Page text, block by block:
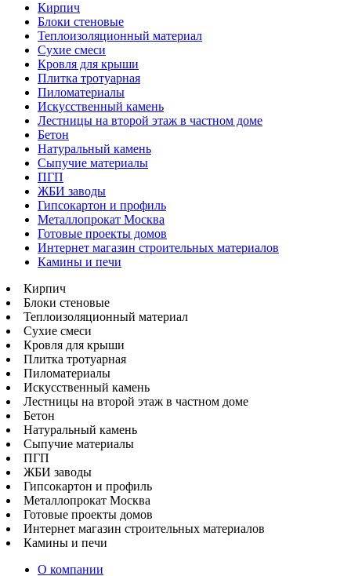
Кирпич
Блоки стеновые
Теплоизоляционный материал
Сухие смеси
Кровля для крыши
Плитка тротуарная
Пиломатериалы
Искусственный камень
Лестницы на второй этаж в частном доме
Бетон
Натуральный камень
Сыпучие материалы
ПГП
ЖБИ заводы
Гипсокартон и профиль
Металлопрокат Москва
Готовые проекты домов
Интернет магазин строительных материалов
Камины и печи
Кирпич
Блоки стеновые
Теплоизоляционный материал
Сухие смеси
Кровля для крыши
Плитка тротуарная
Пиломатериалы
Искусственный камень
Лестницы на второй этаж в частном доме
Бетон
Натуральный камень
Сыпучие материалы
ПГП
ЖБИ заводы
Гипсокартон и профиль
Металлопрокат Москва
Готовые проекты домов
Интернет магазин строительных материалов
Камины и печи
О компании